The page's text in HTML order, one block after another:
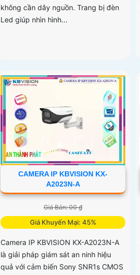
không cần dây nguồn. Trang bị đèn
Led giúp nhìn hình...
CAMERA IP KBVISION KX-
A2023N-A
Giá Bán: 00 ₫
Giá Khuyến Mại: 45%
Camera IP KBVISION KX-A2023N-A
là giải pháp giám sát an ninh hiệu
quả với cảm biến Sony SNR1s CMOS